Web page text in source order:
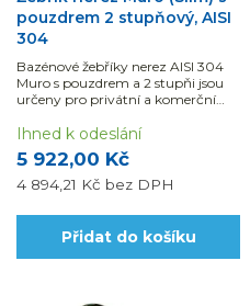
pouzdrem 2 stupňový, AISI
304
Bazénové žebříky nerez AISI 304
Muro s pouzdrem a 2 stupňi jsou
určeny pro privátní a komerční
5 922,00 Kč
4 894,21 Kč bez DPH
Ihned k odeslání
Přidat do košíku